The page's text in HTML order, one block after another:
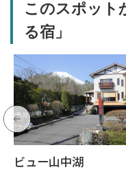
このスポット
る宿」
ビュー山中湖